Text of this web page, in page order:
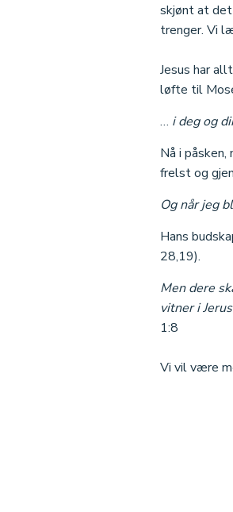
skjønt at
trenger. Vi
Jesus har
løfte til
… i deg og
Nå i
frelst og
Og når jeg
Hans
28,19).
Men dere
vitner i
1:8
Vi vil være